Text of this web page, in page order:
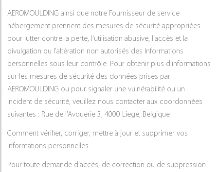
AEROMOULDING ainsi que notre Fournisseur de service
hébergement prennent des mesures de sécurité appropriées
pour lutter contre la perte, l’utilisation abusive, l’accès et la
divulgation ou l’altération non autorisés des Informations
personnelles sous leur contrôle. Pour obtenir plus d’informations
sur les mesures de sécurité des données prises par
AEROMOULDING ou pour signaler une vulnérabilité ou un
incident de sécurité, veuillez nous contacter aux coordonnées
suivantes : Rue de l’Avouerie 3, 4000 Liege, Belgique
Comment vérifier, corriger, mettre à jour et supprimer vos
Informations personnelles
Pour toute demande d’accès, de correction ou de suppression